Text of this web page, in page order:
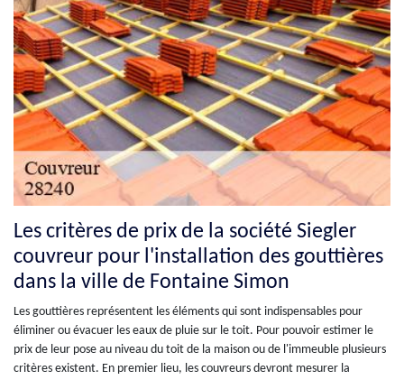
Les critères de prix de la société Siegler
couvreur pour l'installation des gouttières
dans la ville de Fontaine Simon
Les gouttières représentent les éléments qui sont indispensables pour
éliminer ou évacuer les eaux de pluie sur le toit. Pour pouvoir estimer le
prix de leur pose au niveau du toit de la maison ou de l'immeuble plusieurs
critères existent. En premier lieu, les couvreurs devront mesurer la